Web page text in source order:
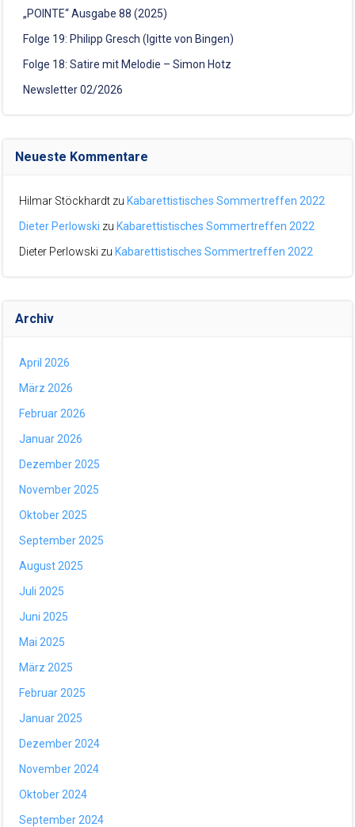
„POINTE“ Ausgabe 88 (2025)
Folge 19: Philipp Gresch (Igitte von Bingen)
Folge 18: Satire mit Melodie – Simon Hotz
Newsletter 02/2026
Neueste Kommentare
Hilmar Stöckhardt zu Kabarettistisches Sommertreffen 2022
Dieter Perlowski zu Kabarettistisches Sommertreffen 2022
Dieter Perlowski zu Kabarettistisches Sommertreffen 2022
Archiv
April 2026
März 2026
Februar 2026
Januar 2026
Dezember 2025
November 2025
Oktober 2025
September 2025
August 2025
Juli 2025
Juni 2025
Mai 2025
März 2025
Februar 2025
Januar 2025
Dezember 2024
November 2024
Oktober 2024
September 2024